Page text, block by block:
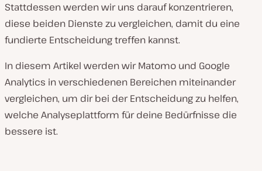
Stattdessen werden wir uns darauf konzentrieren,
diese beiden Dienste zu vergleichen, damit du eine
fundierte Entscheidung treffen kannst.
In diesem Artikel werden wir Matomo und Google
Analytics in verschiedenen Bereichen miteinander
vergleichen, um dir bei der Entscheidung zu helfen,
welche Analyseplattform für deine Bedürfnisse die
bessere ist.